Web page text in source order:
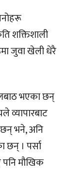
शक्तिशाली
जुवा खेली धेरै
भएका छन्
भने, अनि
। पर्सा
पनि मौखिक